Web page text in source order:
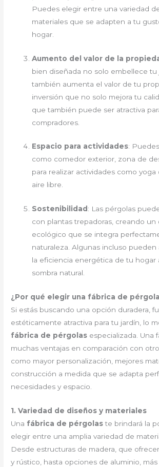
Puedes elegir entre una variedad
materiales que se adapten a tu
hogar.
Aumento del valor de la
bien diseñada no solo embellece tu
también aumenta el valor de tu
inversión que no solo mejora tu
que también puede ser atractiva
compradores.
Espacio para actividades:
como comedor exterior, zona de
para realizar actividades como yoga
aire libre.
Sostenibilidad : Las pérgolas
con plantas trepadoras, creando un
ecológico que se integra
naturaleza. Algunas incluso pueden
la eficiencia energética de tu hogar
sombra natural.
¿Por qué elegir una fábrica de
Si estás buscando una opción duradera,
estéticamente atractiva para tu jardín, lo
fábrica de pérgolas especializada. Una
muchas ventajas en comparación con
como mayor personalización, mejores
construcción a medida que se adapta
necesidades y espacio.
1. Variedad de diseños y materiales
Una fábrica de pérgolaste brindará la
elegir entre una amplia variedad de
Desde estructuras de madera, que
y rústico, hasta opciones de aluminio,